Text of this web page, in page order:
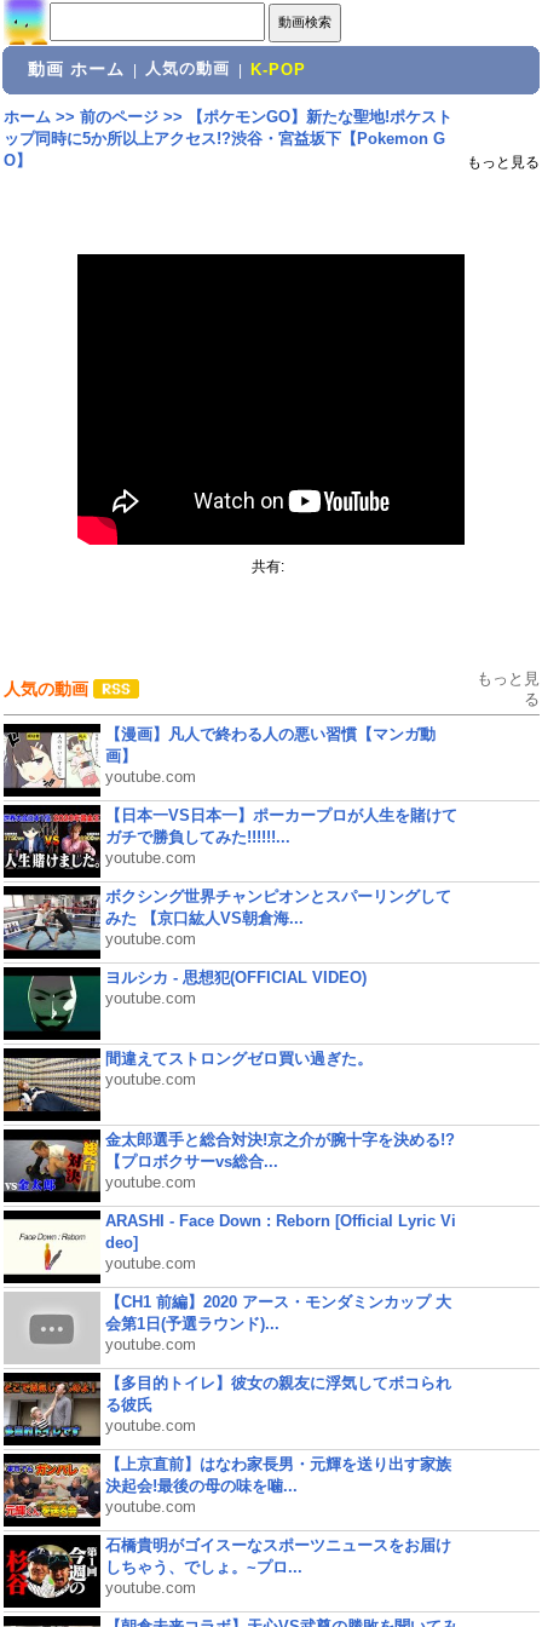
動画 ホーム 人気の動画 K-POP
ホーム>> 前のページ>>
【ポケモンGO】新たな聖地!ポケスト
ップ同時に5か所以上アクセス!?渋谷・宮益坂下【Pokemon G
O】
もっと見る
共有:
人気の動画
もっと見
る
【漫画】凡人で終わる人の悪い習慣【マンガ動
画】
youtube.com
【日本一VS日本一】ポーカープロが人生を賭けて
ガチで勝負してみた!!!!!!...
youtube.com
ボクシング世界チャンピオンとスパーリングして
みた 【京口紘人VS朝倉海...
youtube.com
ヨルシカ - 思想犯(OFFICIAL VIDEO)
youtube.com
間違えてストロングゼロ買い過ぎた。
youtube.com
金太郎選手と総合対決!京之介が腕十字を決める!?
【プロボクサーvs総合...
youtube.com
ARASHI - Face Down : Reborn [Official Lyric Vi
deo]
youtube.com
【CH1 前編】2020 アース・モンダミンカップ 大
会第1日(予選ラウンド)...
youtube.com
【多目的トイレ】彼女の親友に浮気してボコられ
る彼氏
youtube.com
【上京直前】はなわ家長男・元輝を送り出す家族
決起会!最後の母の味を噛...
youtube.com
石橋貴明がゴイスーなスポーツニュースをお届け
しちゃう、でしょ。~プロ...
youtube.com